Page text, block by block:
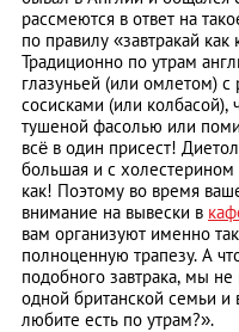
рассмеются в ответ на
по правилу «завтракай
Традиционно по утрам
глазуньей (или омлетом)
сосисками (или
тушеной фасолью или
всё в один присест!
большая и с
как! Поэтому во время
внимание на вывески в
вам организуют именно
полноценную трапезу. А
подобного завтрака, мы не
одной британской семьи и
любите есть по утрам?».